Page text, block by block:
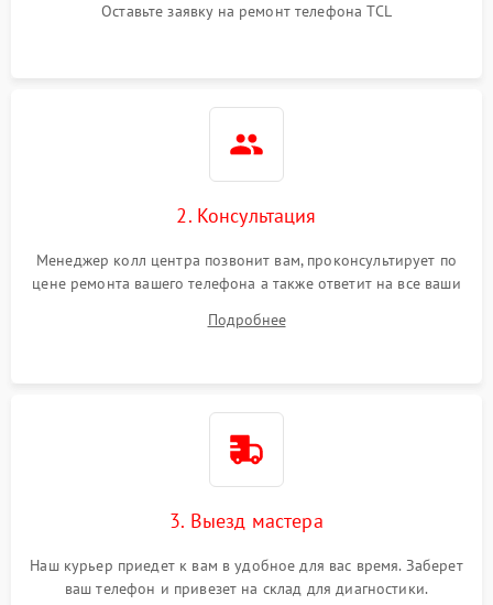
Оставьте заявку на ремонт телефона TCL
2. Консультация
Менеджер колл центра позвонит вам, проконсультирует по
цене ремонта вашего телефона а также ответит на все ваши
Подробнее
3. Выезд мастера
Наш курьер приедет к вам в удобное для вас время. Заберет
ваш телефон и привезет на склад для диагностики.